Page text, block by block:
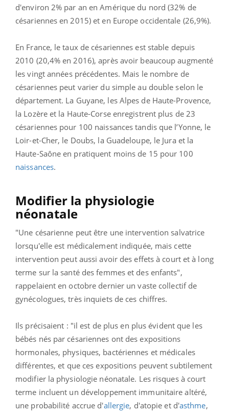
d'environ 2% par an en Amérique du nord (32% de
césariennes en 2015) et en Europe occidentale (26,9%).
En France, le taux de césariennes est stable depuis
2010 (20,4% en 2016), après avoir beaucoup augmenté
les vingt années précédentes. Mais le nombre de
césariennes peut varier du simple au double selon le
département. La Guyane, les Alpes de Haute-Provence,
la Lozère et la Haute-Corse enregistrent plus de 23
césariennes pour 100 naissances tandis que l’Yonne, le
Loir-et-Cher, le Doubs, la Guadeloupe, le Jura et la
Haute-Saône en pratiquent moins de 15 pour 100
naissances.
Modifier la physiologie
néonatale
"Une césarienne peut être une intervention salvatrice
lorsqu'elle est médicalement indiquée, mais cette
intervention peut aussi avoir des effets à court et à long
terme sur la santé des femmes et des enfants",
rappelaient en octobre dernier un vaste collectif de
gynécologues, très inquiets de ces chiffres.
Ils précisaient : "il est de plus en plus évident que les
bébés nés par césariennes ont des expositions
hormonales, physiques, bactériennes et médicales
différentes, et que ces expositions peuvent subtilement
modifier la physiologie néonatale. Les risques à court
terme incluent un développement immunitaire altéré,
une probabilité accrue d'allergie, d'atopie et d'asthme,